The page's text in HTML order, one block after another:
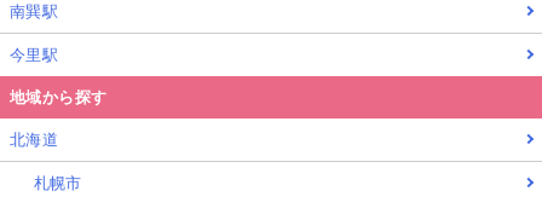
南巽駅
今里駅
地域から探す
北海道
札幌市